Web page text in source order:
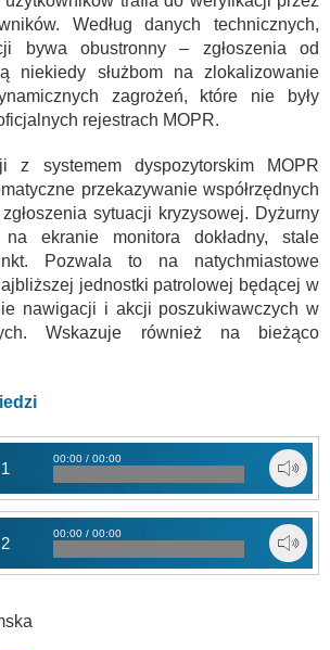
Według danych technicznych,
bywa obustronny – zgłoszenia od
niekiedy służbom na zlokalizowanie
zagrożeń, które nie były
rejestrach MOPR.
z systemem dyspozytorskim MOPR
przekazywanie współrzędnych
sytuacji kryzysowej. Dyżurny
ekranie monitora dokładny, stale
Pozwala to na natychmiastowe
jednostki patrolowej będącej w
nawigacji i akcji poszukiwawczych w
Wskazuje również na bieżąco
00:00 / 00:00
00:00 / 00:00